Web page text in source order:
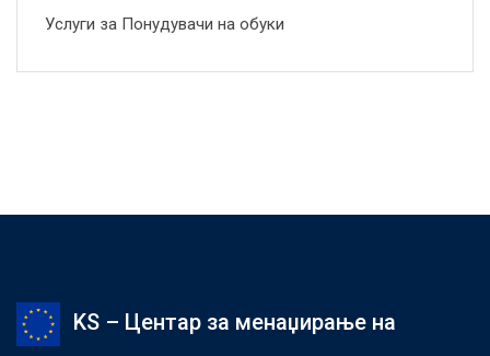
Услуги за Понудувачи на обуки
KS – Центар за менаџирање на